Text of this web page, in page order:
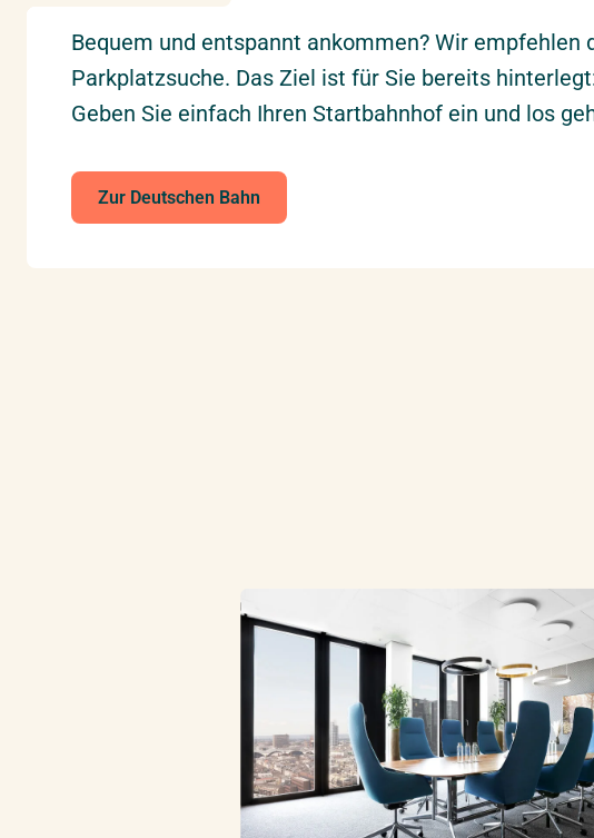
Bequem und entspannt ankommen? Wir
Parkplatzsuche. Das Ziel ist für Sie bereits
Geben Sie einfach Ihren Startbahnhof ein und los
Zur Deutschen Bahn